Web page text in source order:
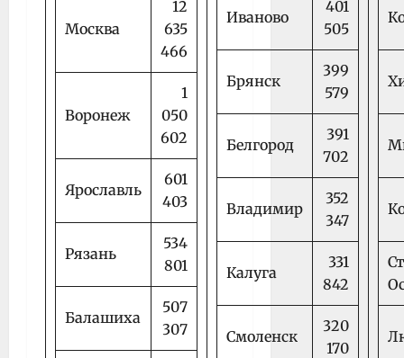
Москва
12
635
466
Воронеж
1
050
602
Ярославль
601
403
Рязань
534
801
Балашиха
507
307
Иваново
401
505
Брянск
399
579
Белгород
391
702
Владимир
352
347
Калуга
331
842
Смоленск
320
170